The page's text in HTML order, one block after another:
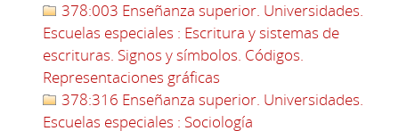
378:003 Enseñanza superior. Universidades.
Escuelas especiales : Escritura y sistemas de
escrituras. Signos y símbolos. Códigos.
Representaciones gráficas
378:316 Enseñanza superior. Universidades.
Escuelas especiales : Sociología